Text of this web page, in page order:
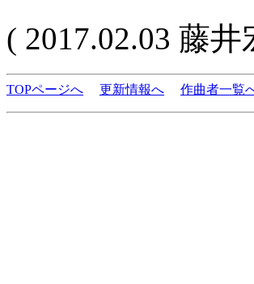
( 2017.02.03 藤井
TOPページへ 更新情報へ 作曲者一覧